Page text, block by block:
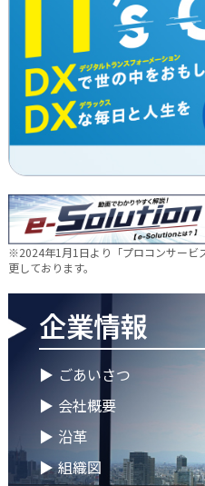
日本電通グループ、食品事業
郎商店をグループ会社化し食品製
2026.06.16
新卒10期生 辞令交付式を行いま
2026.05.28
現場に新たな活気を！NDTEC株
🔧
2026.05.13
新卒第10期生 OJT研修の様子をご
2026.04.28
2026.04.28
ゴールデンウイークに伴う休業
2026.04.25
徳島オフィス 事務所移転のお知
2026.04.02
🌸2026年度 入社式🌸
※2024年1月1日より「プロコンサービ
更しております。
企業情報
▶ ごあいさつ
▶ 会社概要
▶ 沿革
▶ 組織図